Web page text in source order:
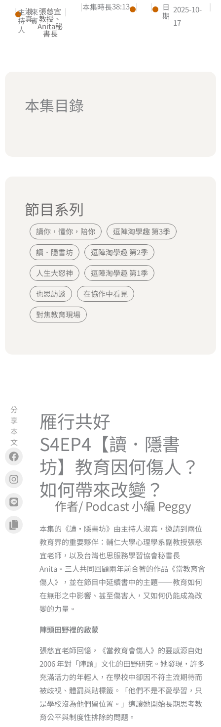
|主
持
人
淑
真
來
賓
張慈宜
教授、
Anita秘
書長
| |本集時長38:13 | |
日
期
2025-10-
17
|
本集目錄
節目系列
讀你，懂你，陪你
逗陣淘學趣 第3季
讀．隱書坊
逗陣淘學趣 第2季
人生大怒神
逗陣淘學趣 第1季
也思訪談
在協作中看見
對焦教育現場
分
享
本
文
Facebook
Instagram
Line
Copy
雁行共好
S4EP4【讀．隱書
坊】教育因何傷人？
如何帶來改變？
作者/ Podcast 小編 Peggy
本集的《讀·隱書坊》由主持人淑真，邀請到兩位
教育界的重要夥伴：輔仁大學心理學系副教授張慈
宜老師，以及台灣也思服務學習協會秘書長
Anita。三人共同回顧兩年前合著的作品《當教育會
傷人》，並在節目中延續書中的主題——教育如何
在無形之中影響、甚至傷害人，又如何仍能成為改
變的力量。
陣頭田野裡的啟蒙
張慈宜老師回憶，《當教育會傷人》的靈感源自她
2006 年對「陣頭」文化的田野研究。她發現，許多
充滿活力的年輕人，在學校中卻因不符主流期待而
被歧視、體罰與貼標籤。「他們不是不愛學習，只
是學校沒為他們留位置。」這讓她開始長期思考教
育公平與制度性排除的問題。